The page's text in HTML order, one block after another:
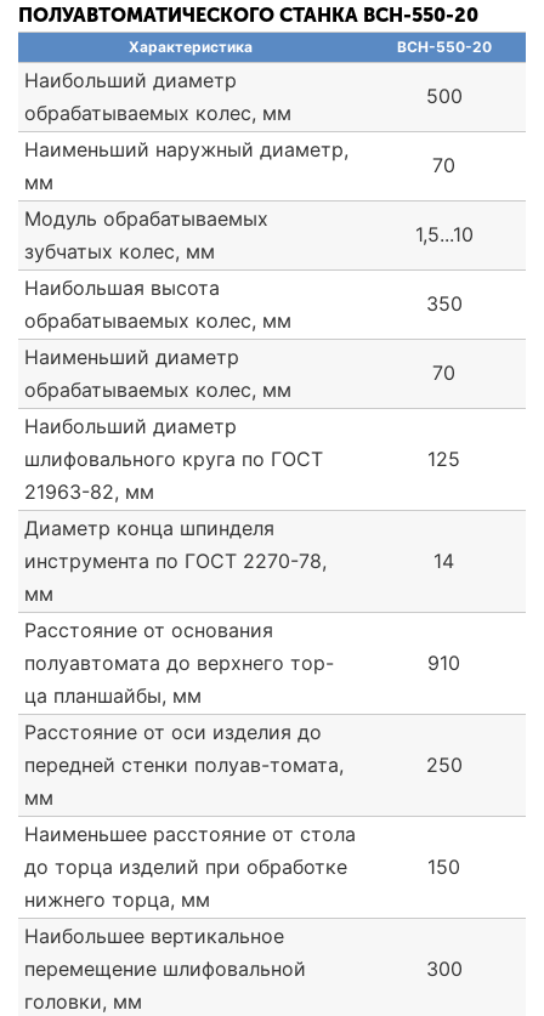
ПОЛУАВТОМАТИЧЕСКОГО СТАНКА ВСН-550-20
Характеристика ВСН-550-20
Наибольший диаметр
обрабатываемых колес, мм
500
Наименьший наружный диаметр,
мм
70
Модуль обрабатываемых
зубчатых колес, мм
1,5...10
Наибольшая высота
обрабатываемых колес, мм
350
Наименьший диаметр
обрабатываемых колес, мм
70
Наибольший диаметр
шлифовального круга по ГОСТ
21963-82, мм
125
Диаметр конца шпинделя
инструмента по ГОСТ 2270-78,
мм
14
Расстояние от основания
полуавтомата до верхнего тор-
ца планшайбы, мм
910
Расстояние от оси изделия до
передней стенки полуав-томата,
мм
250
Наименьшее расстояние от стола
до торца изделий при обработке
нижнего торца, мм
150
Наибольшее вертикальное
перемещение шлифовальной
головки, мм
300